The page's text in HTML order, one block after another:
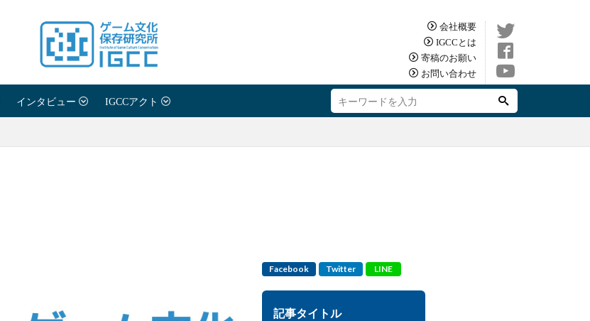
会社概要
IGCCとは
寄稿のお願い
お問い合わせ
インタビュー IGCCアクト
Facebook Twitter LINE
記事タイトル